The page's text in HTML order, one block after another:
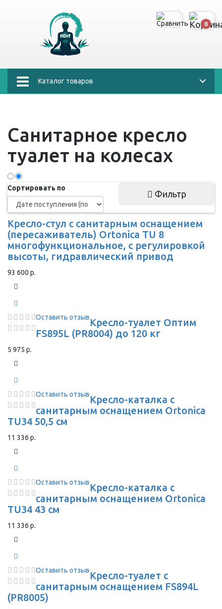
0
Каталог товаров
Санитарное кресло
туалет на колесах
Сортировать по
Фильтр
Кресло-стул с санитарным оснащением
(пересаживатель) Ortonica TU 8
многофункциональное, с регулировкой
высоты, гидравлический привод
93 600 р.
Оставить отзывКресло-туалет Оптим
FS895L (PR8004) до 120 кг
5 975 р.
Оставить отзывКресло-каталка с
санитарным оснащением Ortonica
TU34 50,5 см
11 336 р.
Оставить отзывКресло-каталка с
санитарным оснащением Ortonica
TU34 43 см
11 336 р.
Оставить отзывКресло-туалет с
санитарным оснащением FS894L
(PR8005)